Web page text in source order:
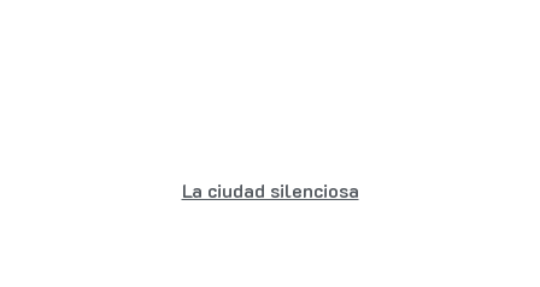
La ciudad silenciosa